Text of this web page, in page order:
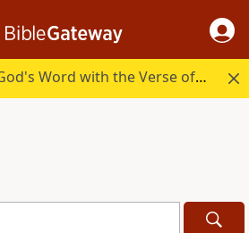
Start your day in God's Word with the Verse of the Day.